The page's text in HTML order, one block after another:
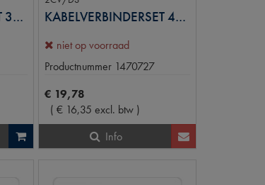
KABELVERBINDERSET 3MM KABELVERBINDERSET 4MM KOPER
niet op voorraad
Productnummer 1470727
€ 19,78
( € 16,35 excl. btw )
Info